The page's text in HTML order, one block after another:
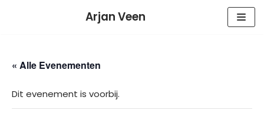
Arjan Veen
« Alle Evenementen
Dit evenement is voorbij.